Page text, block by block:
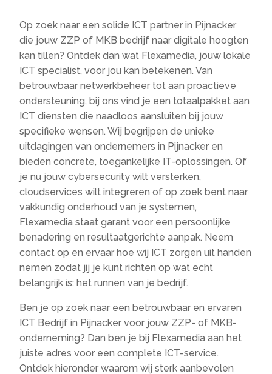
Op zoek naar een solide ICT partner in Pijnacker
die jouw ZZP of MKB bedrijf naar digitale hoogten
kan tillen? Ontdek dan wat Flexamedia, jouw lokale
ICT specialist, voor jou kan betekenen. Van
betrouwbaar netwerkbeheer tot aan proactieve
ondersteuning, bij ons vind je een totaalpakket aan
ICT diensten die naadloos aansluiten bij jouw
specifieke wensen. Wij begrijpen de unieke
uitdagingen van ondernemers in Pijnacker en
bieden concrete, toegankelijke IT-oplossingen. Of
je nu jouw cybersecurity wilt versterken,
cloudservices wilt integreren of op zoek bent naar
vakkundig onderhoud van je systemen,
Flexamedia staat garant voor een persoonlijke
benadering en resultaatgerichte aanpak. Neem
contact op en ervaar hoe wij ICT zorgen uit handen
nemen zodat jij je kunt richten op wat echt
belangrijk is: het runnen van je bedrijf.
Ben je op zoek naar een betrouwbaar en ervaren
ICT Bedrijf in Pijnacker voor jouw ZZP- of MKB-
onderneming? Dan ben je bij Flexamedia aan het
juiste adres voor een complete ICT-service.
Ontdek hieronder waarom wij sterk aanbevolen